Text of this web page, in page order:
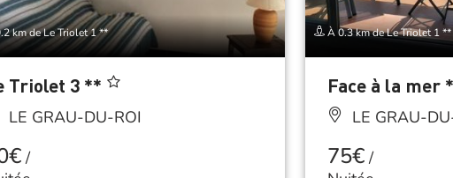
km de Le Triolet 1 **
Triolet 3 **
LE GRAU-DU-ROI
/
À 0.3 km de Le Triolet 1 **
Face à la mer
LE GRAU-
75€/